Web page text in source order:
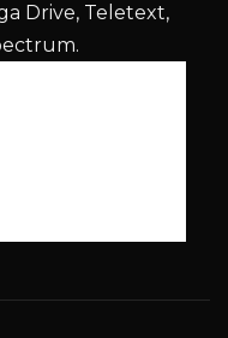
Drive, Teletext,